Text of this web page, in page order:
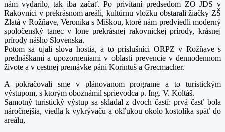
nám vydarilo, tak iba začať. Po privítaní predsedom ZO JDS v
Rakovnici v prekrásnom areáli, kultúrnu vložku obstarali žiačky ZŠ
Zlatá v Rožňave, Veronika s Miškou, ktoré nám predviedli moderný
spoločenský tanec v lone prekrásnej rakovnickej prírody, krásnej
prírody nášho Slovenska.
Potom sa ujali slova hostia, a to príslušníci ORPZ v Rožňave s
prednáškami a upozorneniami v oblasti prevencie v dennodennom
živote a v cestnej premávke páni Korintuš a Grecmacher.
A pokračovali sme v plánovanom programe a to turistickým
výstupom, s ktorým oboznámil sprievodca p. Ing. V. Koltáš.
Samotný turistický výstup sa skladal z dvoch častí: prvá časť bola
náročnejšia, viedla k vykrývaču a okľukou okolo kostolíka späť do
areálu,